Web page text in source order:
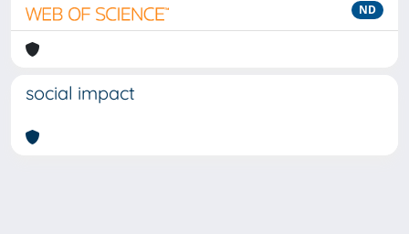
ND
social impact